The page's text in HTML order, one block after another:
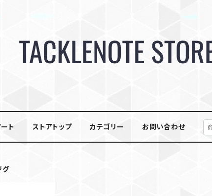
ト ストアトップ カテゴリー お問い合わせ
グ